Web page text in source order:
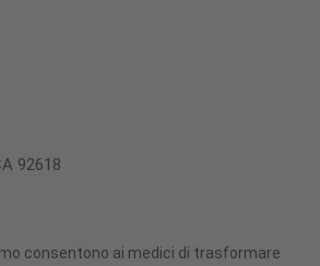
92618
consentono ai medici di trasformare